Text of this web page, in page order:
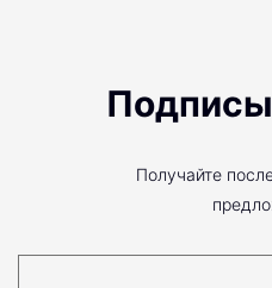
Получайте